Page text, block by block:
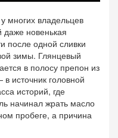
многих владельцев
даже новенькая
после одной сливки
зимы. Глянцевый
в полосу препон из
источник головной
историй, где
начинал жрать масло
пробеге, а причина